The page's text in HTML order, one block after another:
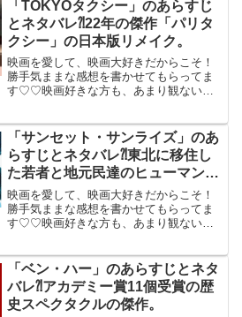
2024年12月...
「TOKYOタクシー」のあらすじ
とネタバレ⁈22年の傑作「パリタ
クシー」の日本版リメイク。
映画を愛して、映画大好きだからこそ！
勝手気ままな感想を書かせてもらってま
す♡♡映画好きな方も、あまり観ない方
の傑作「パリタクシー」の日本版リメイ
ク...
「サンセット・サンライズ」のあ
らすじとネタバレ⁈東北に移住し
た若者と地元民達のヒューマン・
コメディ。
映画を愛して、映画大好きだからこそ！
勝手気ままな感想を書かせてもらってま
す♡♡映画好きな方も、あまり観ない方
分）東北にお試し移住した若者と地元民
達のヒュ...
「ベン・ハー」のあらすじとネタ
バレ⁈アカデミー賞11個受賞の歴
史スペクタクルの傑作。